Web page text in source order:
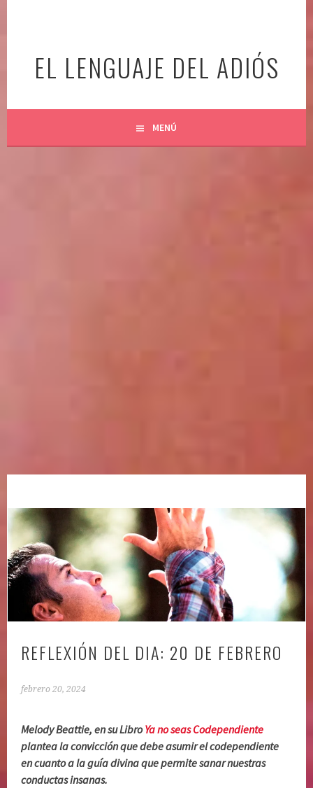
EL LENGUAJE DEL ADIÓS
MENÚ
REFLEXIÓN DEL DIA: 20 DE FEBRERO
febrero 20, 2024
Melody Beattie, en su LibroYa no seas Codependiente
plantea la convicción que debe asumir el codependiente
en cuanto a la guía divina que permite sanar nuestras
conductas insanas.